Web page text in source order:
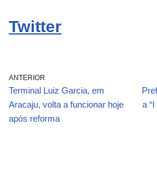
Twitter
ANTERIOR
Terminal Luiz Garcia, em
Aracaju, volta a funcionar hoje
após reforma
a